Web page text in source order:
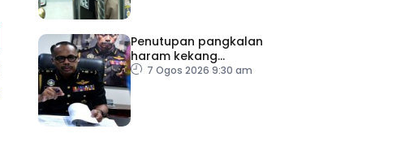
Penutupan pangkalan
haram kekang
penyeludupan di Kelantan
7 Ogos 2026 9:30 am